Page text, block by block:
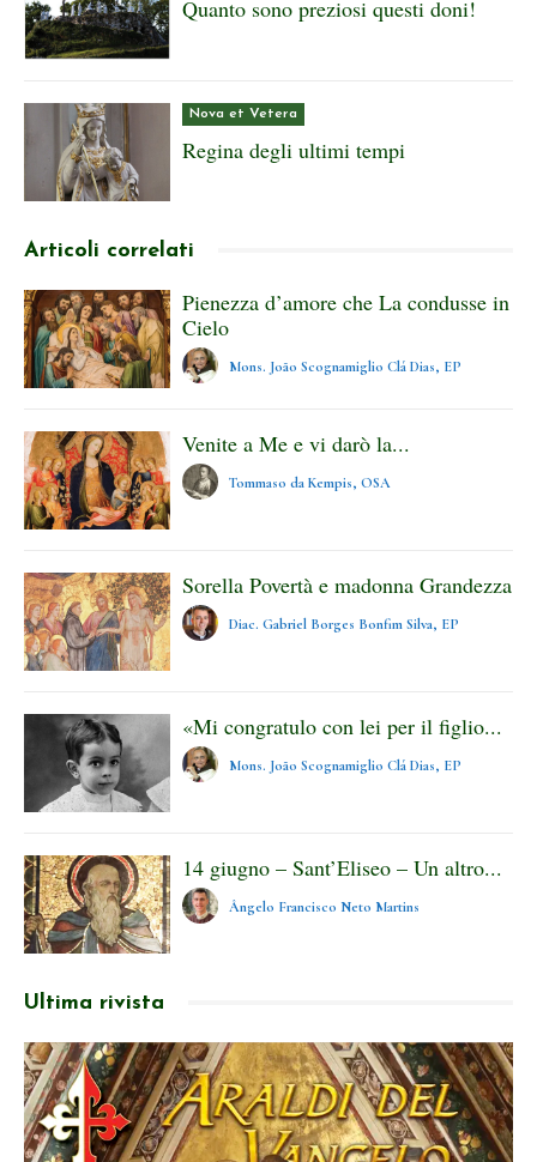
Quanto sono preziosi questi doni!
Nova et Vetera
Regina degli ultimi tempi
Articoli correlati
Pienezza d’amore che La condusse in
Cielo
Mons. João Scognamiglio Clá Dias, EP
Venite a Me e vi darò la...
Tommaso da Kempis, OSA
Sorella Povertà e madonna Grandezza
Diac. Gabriel Borges Bonfim Silva, EP
«Mi congratulo con lei per il figlio...
Mons. João Scognamiglio Clá Dias, EP
14 giugno – Sant’Eliseo – Un altro...
Ângelo Francisco Neto Martins
Ultima rivista